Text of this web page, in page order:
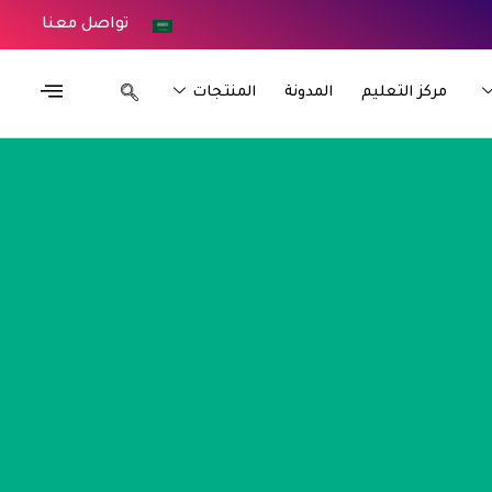
تواصل معنا
مركز التعليم المدونة المنتجات